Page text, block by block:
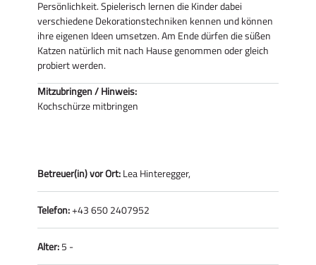
Persönlichkeit. Spielerisch lernen die Kinder dabei
verschiedene Dekorationstechniken kennen und können
ihre eigenen Ideen umsetzen. Am Ende dürfen die süßen
Katzen natürlich mit nach Hause genommen oder gleich
probiert werden.
Mitzubringen / Hinweis:
Kochschürze mitbringen
Betreuer(in) vor Ort:Lea Hinteregger,
Telefon:+43 650 2407952
Alter:5 -